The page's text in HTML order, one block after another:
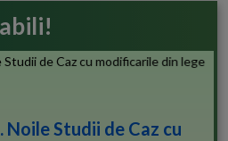
Noile Studii de Caz cu